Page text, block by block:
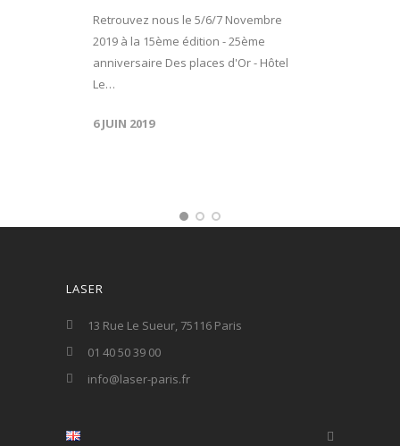
Retrouvez nous le 5/6/7 Novembre
2019 à la 15ème édition - 25ème
anniversaire Des places d'Or - Hôtel
Le…
6 JUIN 2019
LASER
13 Rue Le Sueur, 75116 Paris
01 40 50 39 00
info@laser-paris.fr